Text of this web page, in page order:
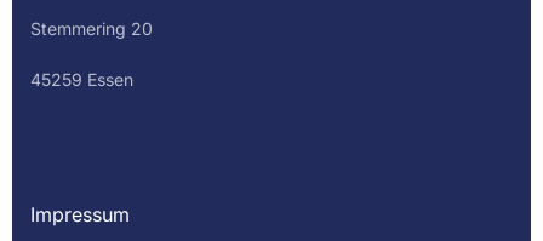
Stemmering 20
45259 Essen
Impressum